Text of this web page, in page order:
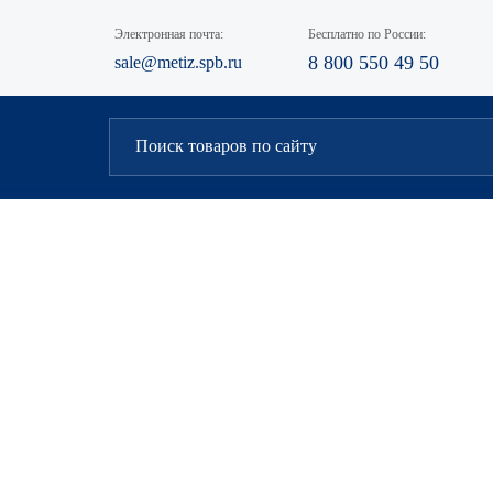
Электронная почта:
sale@metiz.spb.ru
Бесплатно по России:
8 800 550 49 50